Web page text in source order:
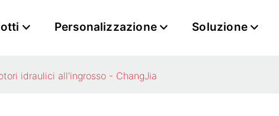
Personalizzazione Soluzione
idraulici all'ingrosso - ChangJia